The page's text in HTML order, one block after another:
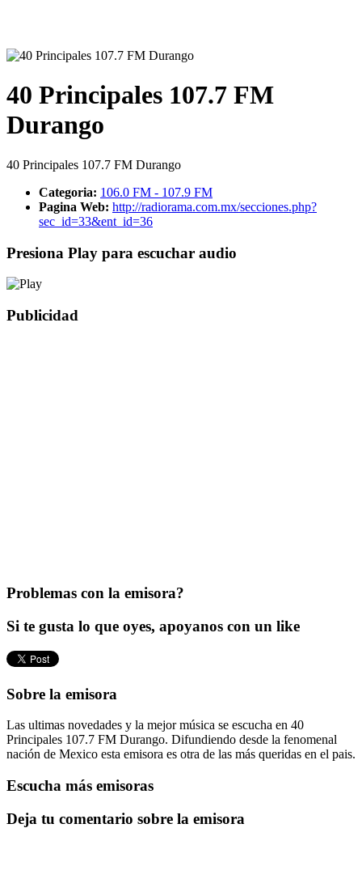
40 Principales 107.7 FM
Durango
40 Principales 107.7 FM Durango
Categoria: 106.0 FM - 107.9 FM
Pagina Web: http://radiorama.com.mx/secciones.php?
sec_id=33&ent_id=36
Presiona Play para escuchar audio
Publicidad
Problemas con la emisora?
Si te gusta lo que oyes, apoyanos con un like
Sobre la emisora
Las ultimas novedades y la mejor música se escucha en 40
Principales 107.7 FM Durango. Difundiendo desde la fenomenal
nación de Mexico esta emisora es otra de las más queridas en el pais.
Escucha más emisoras
Deja tu comentario sobre la emisora